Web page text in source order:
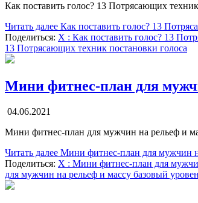
Как поставить голос? 13 Потрясающих
Читать далее Как поставить голос? 13
Поделиться: X : Как поставить голос? 13
13 Потрясающих техник постановки голоса
Мини фитнес-план для
04.06.2021
Мини фитнес-план для мужчин на рельеф и
Читать далее Мини фитнес-план для мужчин
Поделиться: X : Мини фитнес-план для
для мужчин на рельеф и массу базовый